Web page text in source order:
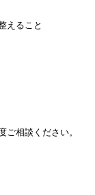
えること
ご相談ください。